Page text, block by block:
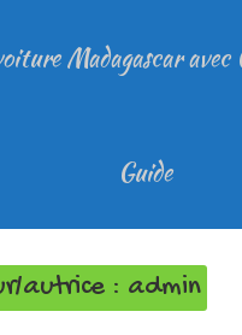
Madagascar avec
Guide
autrice : admin